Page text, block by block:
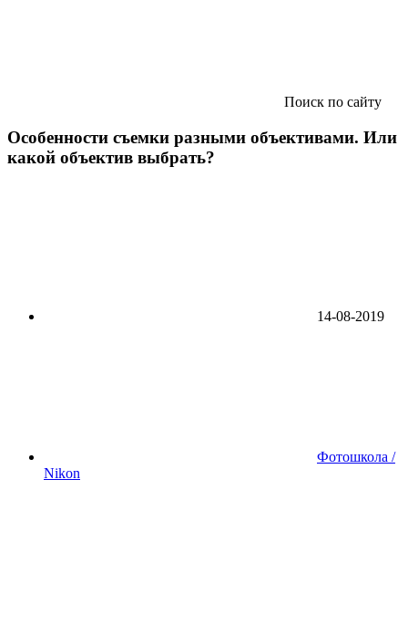
Поиск по сайту
Особенности съемки разными объективами. Или
какой объектив выбрать?
14-08-2019
Фотошкола /
Nikon